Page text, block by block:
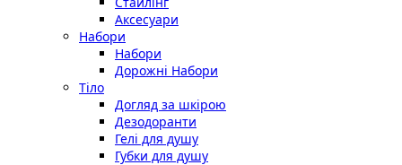
Аксесуари
Набори
Набори
Дорожні Набори
Тіло
Догляд за шкірою
Дезодоранти
Гелі для душу
Губки для душу